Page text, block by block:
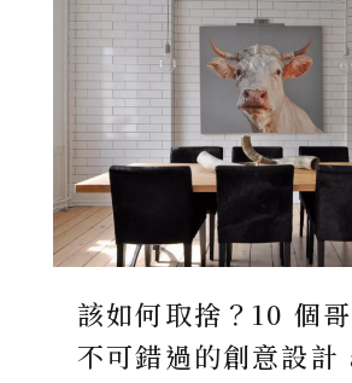
該如何取捨？10 個
不可錯過的創意設